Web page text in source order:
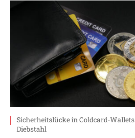
Sicherheitslücke in Coldcard-
Diebstahl